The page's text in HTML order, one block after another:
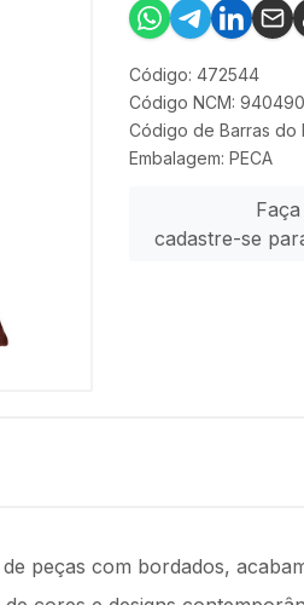
Código: 472544
Código NCM:
Código de Barras
Embalagem: PECA
cadastre-se
peças com bordados,